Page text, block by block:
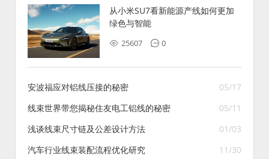
从小米SU7看新能源产线如何更加
绿色与智能
25607 0
05/17
安波福应对铝线压接的秘密
05/11
线束世界带您揭秘住友电工铝线的秘密
01/03
浅谈线束尺寸链及公差设计方法
11/30
汽车行业线束装配流程优化研究